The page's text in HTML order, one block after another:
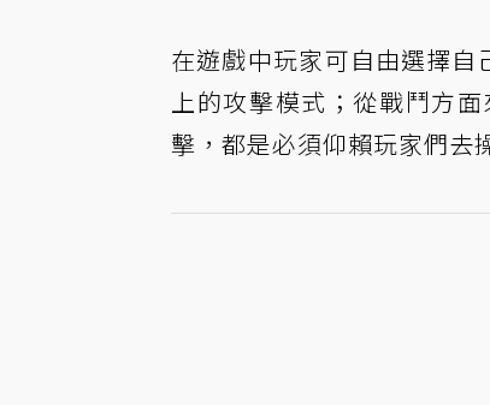
在遊戲中玩家可自由選擇
上的攻擊模式；從戰鬥方
擊，都是必須仰賴玩家們去